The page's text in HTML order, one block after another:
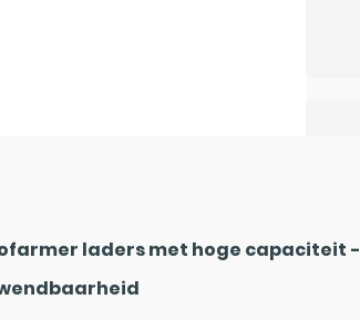
laders met hoge capaciteit -